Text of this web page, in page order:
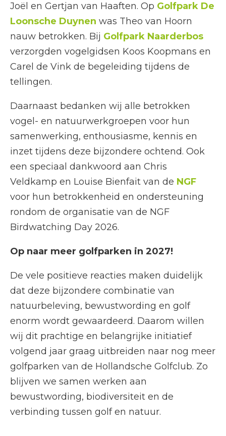
Joël en Gertjan van Haaften. Op Golfpark De
Loonsche Duynen was Theo van Hoorn
nauw betrokken. Bij Golfpark Naarderbos
verzorgden vogelgidsen Koos Koopmans en
Carel de Vink de begeleiding tijdens de
tellingen.
Daarnaast bedanken wij alle betrokken
vogel- en natuurwerkgroepen voor hun
samenwerking, enthousiasme, kennis en
inzet tijdens deze bijzondere ochtend. Ook
een speciaal dankwoord aan Chris
Veldkamp en Louise Bienfait van de NGF
voor hun betrokkenheid en ondersteuning
rondom de organisatie van de NGF
Birdwatching Day 2026.
Op naar meer golfparken in 2027!
De vele positieve reacties maken duidelijk
dat deze bijzondere combinatie van
natuurbeleving, bewustwording en golf
enorm wordt gewaardeerd. Daarom willen
wij dit prachtige en belangrijke initiatief
volgend jaar graag uitbreiden naar nog meer
golfparken van de Hollandsche Golfclub. Zo
blijven we samen werken aan
bewustwording, biodiversiteit en de
verbinding tussen golf en natuur.